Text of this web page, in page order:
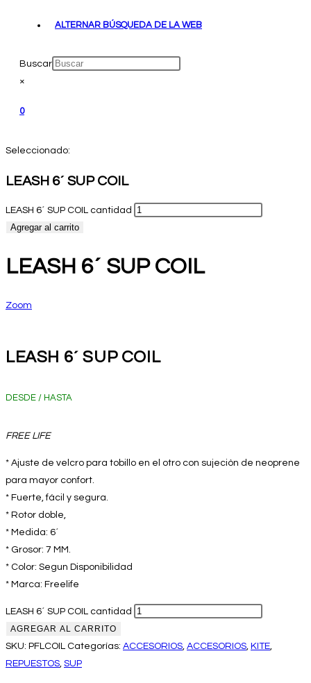
ALTERNAR BÚSQUEDA DE LA WEB
Buscar
×
0
Seleccionado:
LEASH 6´ SUP COIL
LEASH 6´ SUP COIL cantidad
Agregar al carrito
LEASH 6´ SUP COIL
Zoom
LEASH 6´ SUP COIL
DESDE / HASTA
FREE LIFE
* Ajuste de velcro para tobillo en el otro con sujeciòn de neoprene
para mayor confort.
* Fuerte, fácil y segura.
* Rotor doble,
* Medida: 6´
* Grosor: 7 MM.
* Color: Segun Disponibilidad
* Marca: Freelife
LEASH 6´ SUP COIL cantidad
AGREGAR AL CARRITO
SKU: PFLCOIL Categorías: ACCESORIOS, ACCESORIOS, KITE,
REPUESTOS, SUP